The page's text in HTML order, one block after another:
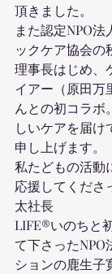
頂きました。
また認定NPO
ックケア協会の
理事長はじめ、
イアー（原田万
んとの初コラボ
しいケアを届け
申し上げます。
私たどもの活動
応援してくださ
太社長
LIFE®︎いのちと
て下さったNPO
ションの鹿生子